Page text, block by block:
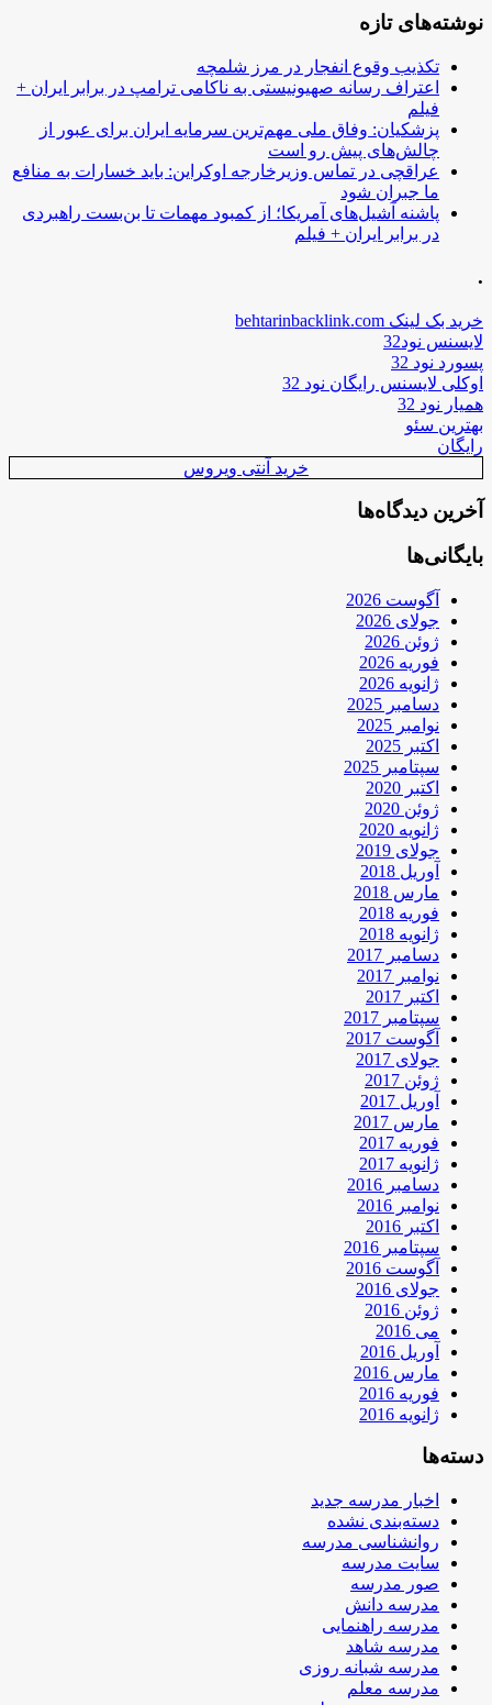
نوشته‌های تازه
تکذیب وقوع انفجار در مرز شلمچه
اعتراف رسانه صهیونیستی به ناکامی ترامپ در برابر ایران +
فیلم
پزشکیان: وفاق ملی مهم‌ترین سرمایه ایران برای عبور از
چالش‌های پیش رو است
عراقچی در تماس وزیرخارجه اوکراین: باید خسارات به منافع
ما جبران شود
پاشنه آشیل‌های آمریکا؛ از کمبود مهمات تا بن‌بست راهبردی
در برابر ایران + فیلم
.
خرید بک لینک behtarinbacklink.com
لایسنس نود32
پسورد نود 32
اوکلی لایسنس رایگان نود 32
همیار نود 32
بهترین سئو
رایگان
خرید آنتی ویروس
آخرین دیدگاه‌ها
بایگانی‌ها
آگوست 2026
جولای 2026
ژوئن 2026
فوریه 2026
ژانویه 2026
دسامبر 2025
نوامبر 2025
اکتبر 2025
سپتامبر 2025
اکتبر 2020
ژوئن 2020
ژانویه 2020
جولای 2019
آوریل 2018
مارس 2018
فوریه 2018
ژانویه 2018
دسامبر 2017
نوامبر 2017
اکتبر 2017
سپتامبر 2017
آگوست 2017
جولای 2017
ژوئن 2017
آوریل 2017
مارس 2017
فوریه 2017
ژانویه 2017
دسامبر 2016
نوامبر 2016
اکتبر 2016
سپتامبر 2016
آگوست 2016
جولای 2016
ژوئن 2016
می 2016
آوریل 2016
مارس 2016
فوریه 2016
ژانویه 2016
دسته‌ها
اخبار مدرسه جدید
دسته‌بندی نشده
روانشناسی مدرسه
سایت مدرسه
صور مدرسه
مدرسه دانش
مدرسه راهنمایی
مدرسه شاهد
مدرسه شبانه روزی
مدرسه معلم